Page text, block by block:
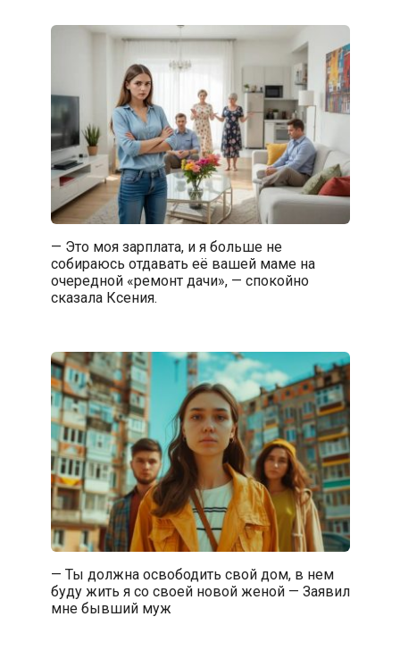
— Это моя зарплата, и я больше не
собираюсь отдавать её вашей маме на
очередной «ремонт дачи», — спокойно
сказала Ксения.
— Ты должна освободить свой дом, в нем
буду жить я со своей новой женой — Заявил
мне бывший муж